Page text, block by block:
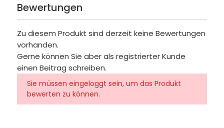
Bewertungen
Zu diesem Produkt sind derzeit keine Bewertungen
vorhanden.
Gerne können Sie aber als registrierter Kunde
einen Beitrag schreiben.
Sie müssen eingeloggt sein, um das Produkt
bewerten zu können.